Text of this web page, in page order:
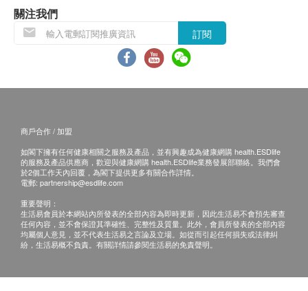
$2,000 Apple 禮品卡
腎功能
碳酸鹽
甲狀腺
甲狀腺素
血液檢查
血色素
單核白血球
平片項目
*此項目不適用於觀塘分店
HK$750.0
HK$ 998.0
肺部問題伸延檢查 (雙人)
包括針對非小細胞肺癌及小細胞肺癌腫瘤標誌物含量及X光肺
平片項目
*此項目不適用於觀塘分店
HK$1,500.0
超聲波乳房 (雙人)
HK$1,780.0
報告複印本 (體檢後3個月內)，將收取$150行政
費。注意：複印本報告未必完整。
d. 客人需自行承擔郵寄報告之風險。
e. 所有身體檢查並非作為醫務診斷或治療用
途，如需撰寫醫生轉介信，將作額外收費，價錢
報告：
進行健康檢查後，一般情況下，需大概14個工作天
跟進檢查報告， 工作天不包括星期六、日及公眾
假期。 輪侯報告講解時間會因應不同情況 (如個別
化驗項目所需時間或客人指明特定時段)而有所延
長。
如客人選擇收電子報告*，報告時間可加快至14個
告則不包括在內，例如基因檢測或mRNA等。客人
關注我們
訂閱
商戶合作 / 加盟
如閣下擁有任何健康相關之服務及產品，並有興趣成為健康網購 health.ESDlife
的服務及產品供應商，歡迎與健康網購 health.ESDlife業務發展部聯絡。我們會
於2個工作天內回覆，為閣下提供更多有關合作詳情。
電郵: partnership@esdlife.com
重要聲明：
生活易會員於本網站內所發表的全部內容為即時更新，因此生活易不會預先審查
任何內容，並不會保證其準確性、完整性及質量。此外，會員所發表的全部內容
均屬個人意見，並不代表生活易之言論及立場。如從而引起任何損失或法律糾
紛，生活易概不負責。有關詳情請參閱生活易的免責聲明。